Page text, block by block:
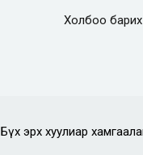
Холбоо барих
Бүх эрх хуулиар